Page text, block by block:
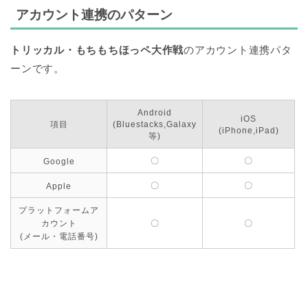
アカウント連携のパターン
トリッカル・もちもちほっペ大作戦のアカウント連携パタ
ーンです。
項目
Android
(Bluestacks,Galaxy
等)
iOS
(iPhone,iPad)
Google 〇 〇
Apple 〇 〇
プラットフォームア
カウント
(メール・電話番号)
〇 〇